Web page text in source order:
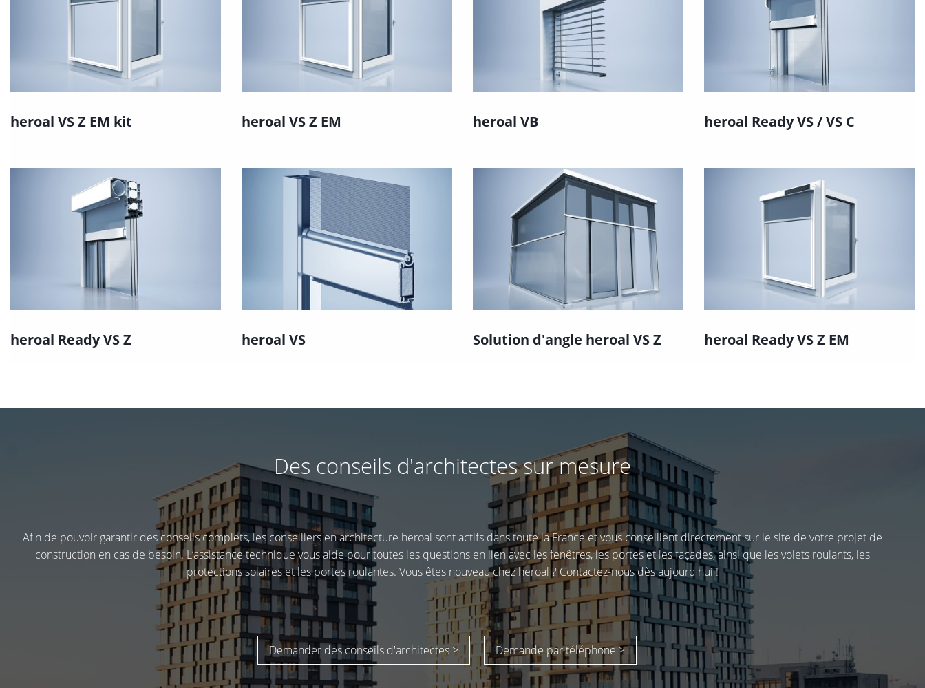
heroal VS Z EM kit heroal VS Z EM heroal VB heroal Ready VS / VS C
heroal Ready VS Z heroal VS Solution d'angle heroal VS Z heroal Ready VS Z EM
Des conseils d'architectes sur mesure
Afin de pouvoir garantir des conseils complets, les conseillers en architecture heroal sont actifs dans toute la France et vous conseillent directement sur le site de votre projet de
construction en cas de besoin. L’assistance technique vous aide pour toutes les questions en lien avec les fenêtres, les portes et les façades, ainsi que les volets roulants, les
protections solaires et les portes roulantes. Vous êtes nouveau chez heroal ? Contactez-nous dès aujourd'hui !
Demander des conseils d'architectes > Demande par téléphone >